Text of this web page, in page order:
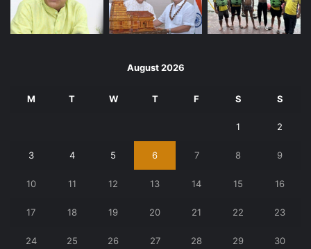
August 2026
M T W T F S S
1 2
3 4 5 6 7 8 9
10 11 12 13 14 15 16
17 18 19 20 21 22 23
24 25 26 27 28 29 30